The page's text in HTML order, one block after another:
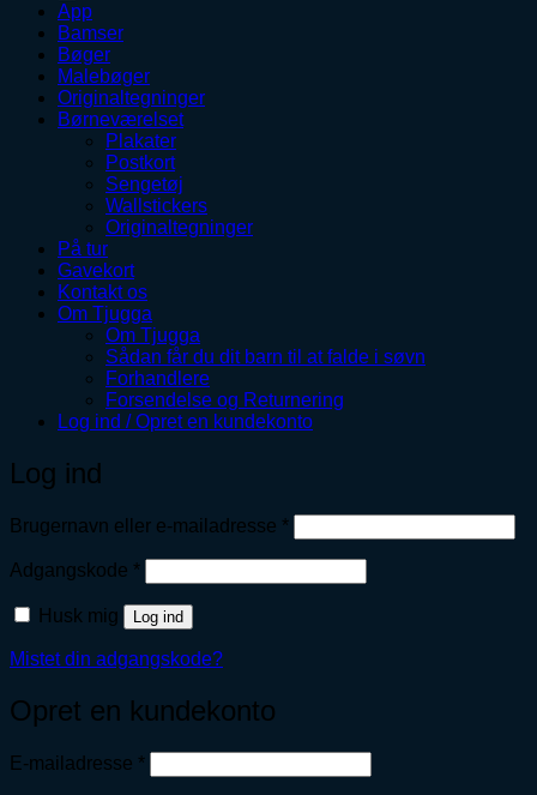
App
Bamser
Bøger
Malebøger
Originaltegninger
Børneværelset
Plakater
Postkort
Sengetøj
Wallstickers
Originaltegninger
På tur
Gavekort
Kontakt os
Om Tjugga
Om Tjugga
Sådan får du dit barn til at falde i søvn
Forhandlere
Forsendelse og Returnering
Log ind / Opret en kundekonto
Log ind
Brugernavn eller e-mailadresse *Påkrævet
Adgangskode *Påkrævet
Husk mig Log ind
Mistet din adgangskode?
Opret en kundekonto
E-mailadresse *Påkrævet